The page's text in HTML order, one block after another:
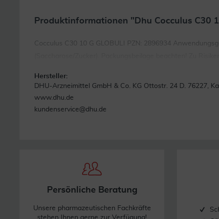
Produktinformationen "Dhu Cocculus C30
Cocculus C30 10 G GLOBULI PZN: 2896934
Hersteller:
DHU-Arzneimittel GmbH & Co. KG Ottostr. 24 D. 76227,
www.dhu.de
kundenservice@dhu.de
Persönliche Beratung
Unsere pharmazeutischen Fachkräfte
stehen Ihnen gerne zur Verfügung!